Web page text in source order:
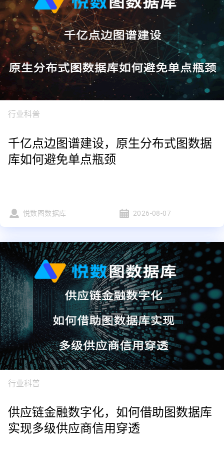
行业科普
千亿点边图谱建设，原生分布式图数据
库如何避免单点瓶颈
悦数图数据库 2026-08-07
行业科普
供应链金融数字化，如何借助图数据库
实现多级供应商信用穿透